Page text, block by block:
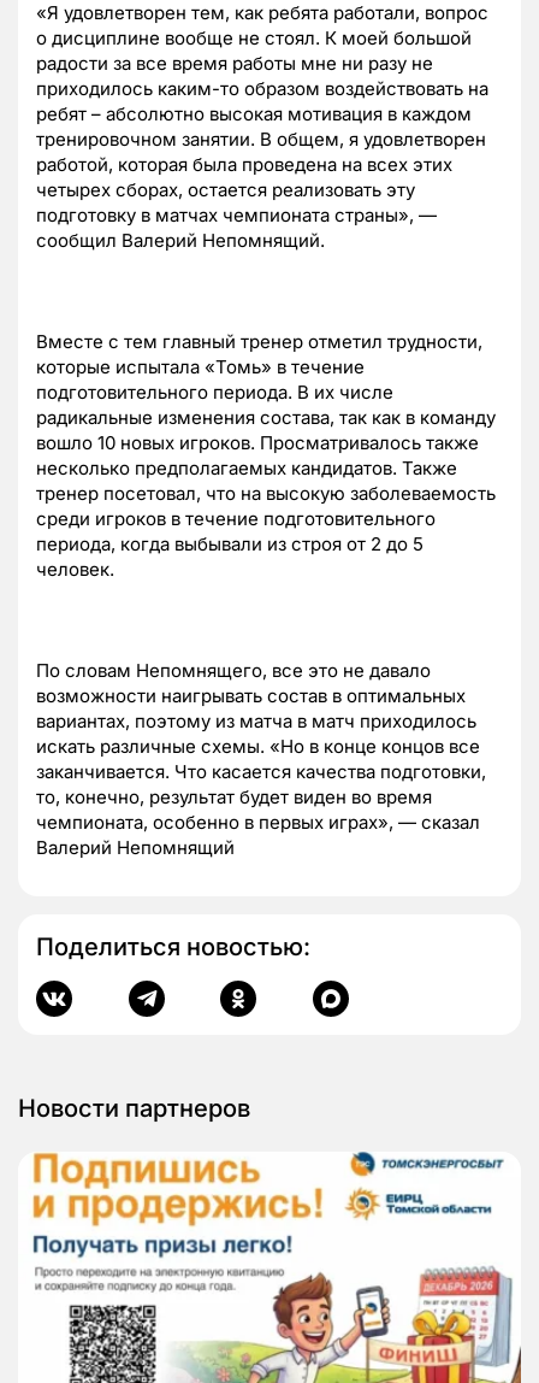
«Я удовлетворен тем, как ребята работали, вопрос
о дисциплине вообще не стоял. К моей большой
радости за все время работы мне ни разу не
приходилось каким-то образом воздействовать на
ребят – абсолютно высокая мотивация в каждом
тренировочном занятии. В общем, я удовлетворен
работой, которая была проведена на всех этих
четырех сборах, остается реализовать эту
подготовку в матчах чемпионата страны», —
сообщил Валерий Непомнящий.
Вместе с тем главный тренер отметил трудности,
которые испытала «Томь» в течение
подготовительного периода. В их числе
радикальные изменения состава, так как в команду
вошло 10 новых игроков. Просматривалось также
несколько предполагаемых кандидатов. Также
тренер посетовал, что на высокую заболеваемость
среди игроков в течение подготовительного
периода, когда выбывали из строя от 2 до 5
человек.
По словам Непомнящего, все это не давало
возможности наигрывать состав в оптимальных
вариантах, поэтому из матча в матч приходилось
искать различные схемы. «Но в конце концов все
заканчивается. Что касается качества подготовки,
то, конечно, результат будет виден во время
чемпионата, особенно в первых играх», — сказал
Валерий Непомнящий
Поделиться новостью:
Новости партнеров